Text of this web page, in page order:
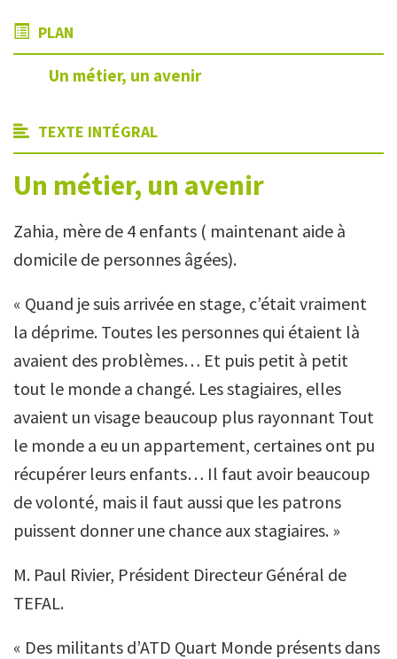
PLAN
Un métier, un avenir
TEXTE INTÉGRAL
Un métier, un avenir
Zahia, mère de 4 enfants ( maintenant aide à
domicile de personnes âgées).
« Quand je suis arrivée en stage, c’était vraiment
la déprime. Toutes les personnes qui étaient là
avaient des problèmes… Et puis petit à petit
tout le monde a changé. Les stagiaires, elles
avaient un visage beaucoup plus rayonnant Tout
le monde a eu un appartement, certaines ont pu
récupérer leurs enfants… Il faut avoir beaucoup
de volonté, mais il faut aussi que les patrons
puissent donner une chance aux stagiaires. »
M. Paul Rivier, Président Directeur Général de
TEFAL.
« Des militants d’ATD Quart Monde présents dans